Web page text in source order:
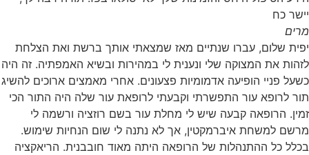
יישר כח
מרים
יפית שלום, עברו שנתיים מאז שמצאתי אותך ברשת ואת הצלחת
לזהות את המצוקה שלי ונענית לי במהירות ובשיא האמפתיה. זה היה
כשעל פניי הופיעה אדמומיות פצעונים. אחרי מאמצים ארוכים להשיג
תור לרופא עור התפשרתי וקבעתי לרופאת עור שלה היה התור הכי
זמין. הרופאה קבעה שיש לי מחלת עור בשם רוזציה ורשמה לי
מרשם למשחת איברמקטין, אך לא נתנה לי שום הנחיות שימוש.
בכלל כל ההתנהלות של הרופאה היתה מאוד חובבנית. הריאקציה